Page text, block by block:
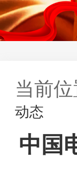
当前位
动态
中国